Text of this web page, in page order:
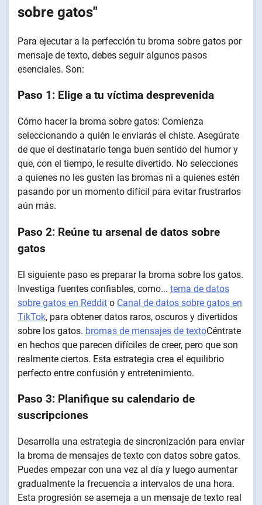
sobre gatos"
Para ejecutar a la perfección tu broma sobre gatos por
mensaje de texto, debes seguir algunos pasos
esenciales. Son:
Paso 1: Elige a tu víctima desprevenida
Cómo hacer la broma sobre gatos: Comienza
seleccionando a quién le enviarás el chiste. Asegúrate
de que el destinatario tenga buen sentido del humor y
que, con el tiempo, le resulte divertido. No selecciones
a quienes no les gusten las bromas ni a quienes estén
pasando por un momento difícil para evitar frustrarlos
aún más.
Paso 2: Reúne tu arsenal de datos sobre
gatos
El siguiente paso es preparar la broma sobre los gatos.
Investiga fuentes confiables, como... tema de datos
sobre gatos en Reddit o Canal de datos sobre gatos en
TikTok, para obtener datos raros, oscuros y divertidos
sobre los gatos. bromas de mensajes de textoCéntrate
en hechos que parecen difíciles de creer, pero que son
realmente ciertos. Esta estrategia crea el equilibrio
perfecto entre confusión y entretenimiento.
Paso 3: Planifique su calendario de
suscripciones
Desarrolla una estrategia de sincronización para enviar
la broma de mensajes de texto con datos sobre gatos.
Puedes empezar con una vez al día y luego aumentar
gradualmente la frecuencia a intervalos de una hora.
Esta progresión se asemeja a un mensaje de texto real